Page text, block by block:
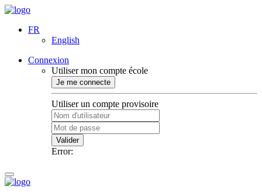
FR
English
Connexion
Utiliser mon compte école
Je me connecte
Utiliser un compte provisoire
Valider
Error: